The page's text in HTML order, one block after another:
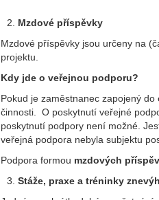
Mzdové příspěvky
Mzdové příspěvky jsou určeny na
projektu.
Kdy jde o veřejnou podporu?
Pokud je zaměstnanec zapojený
činnosti. O poskytnutí veřejné
poskytnutí podpory není možné.
veřejná podpora nebyla subjektu
Podpora formou mzdových
Stáže, praxe a tréninky